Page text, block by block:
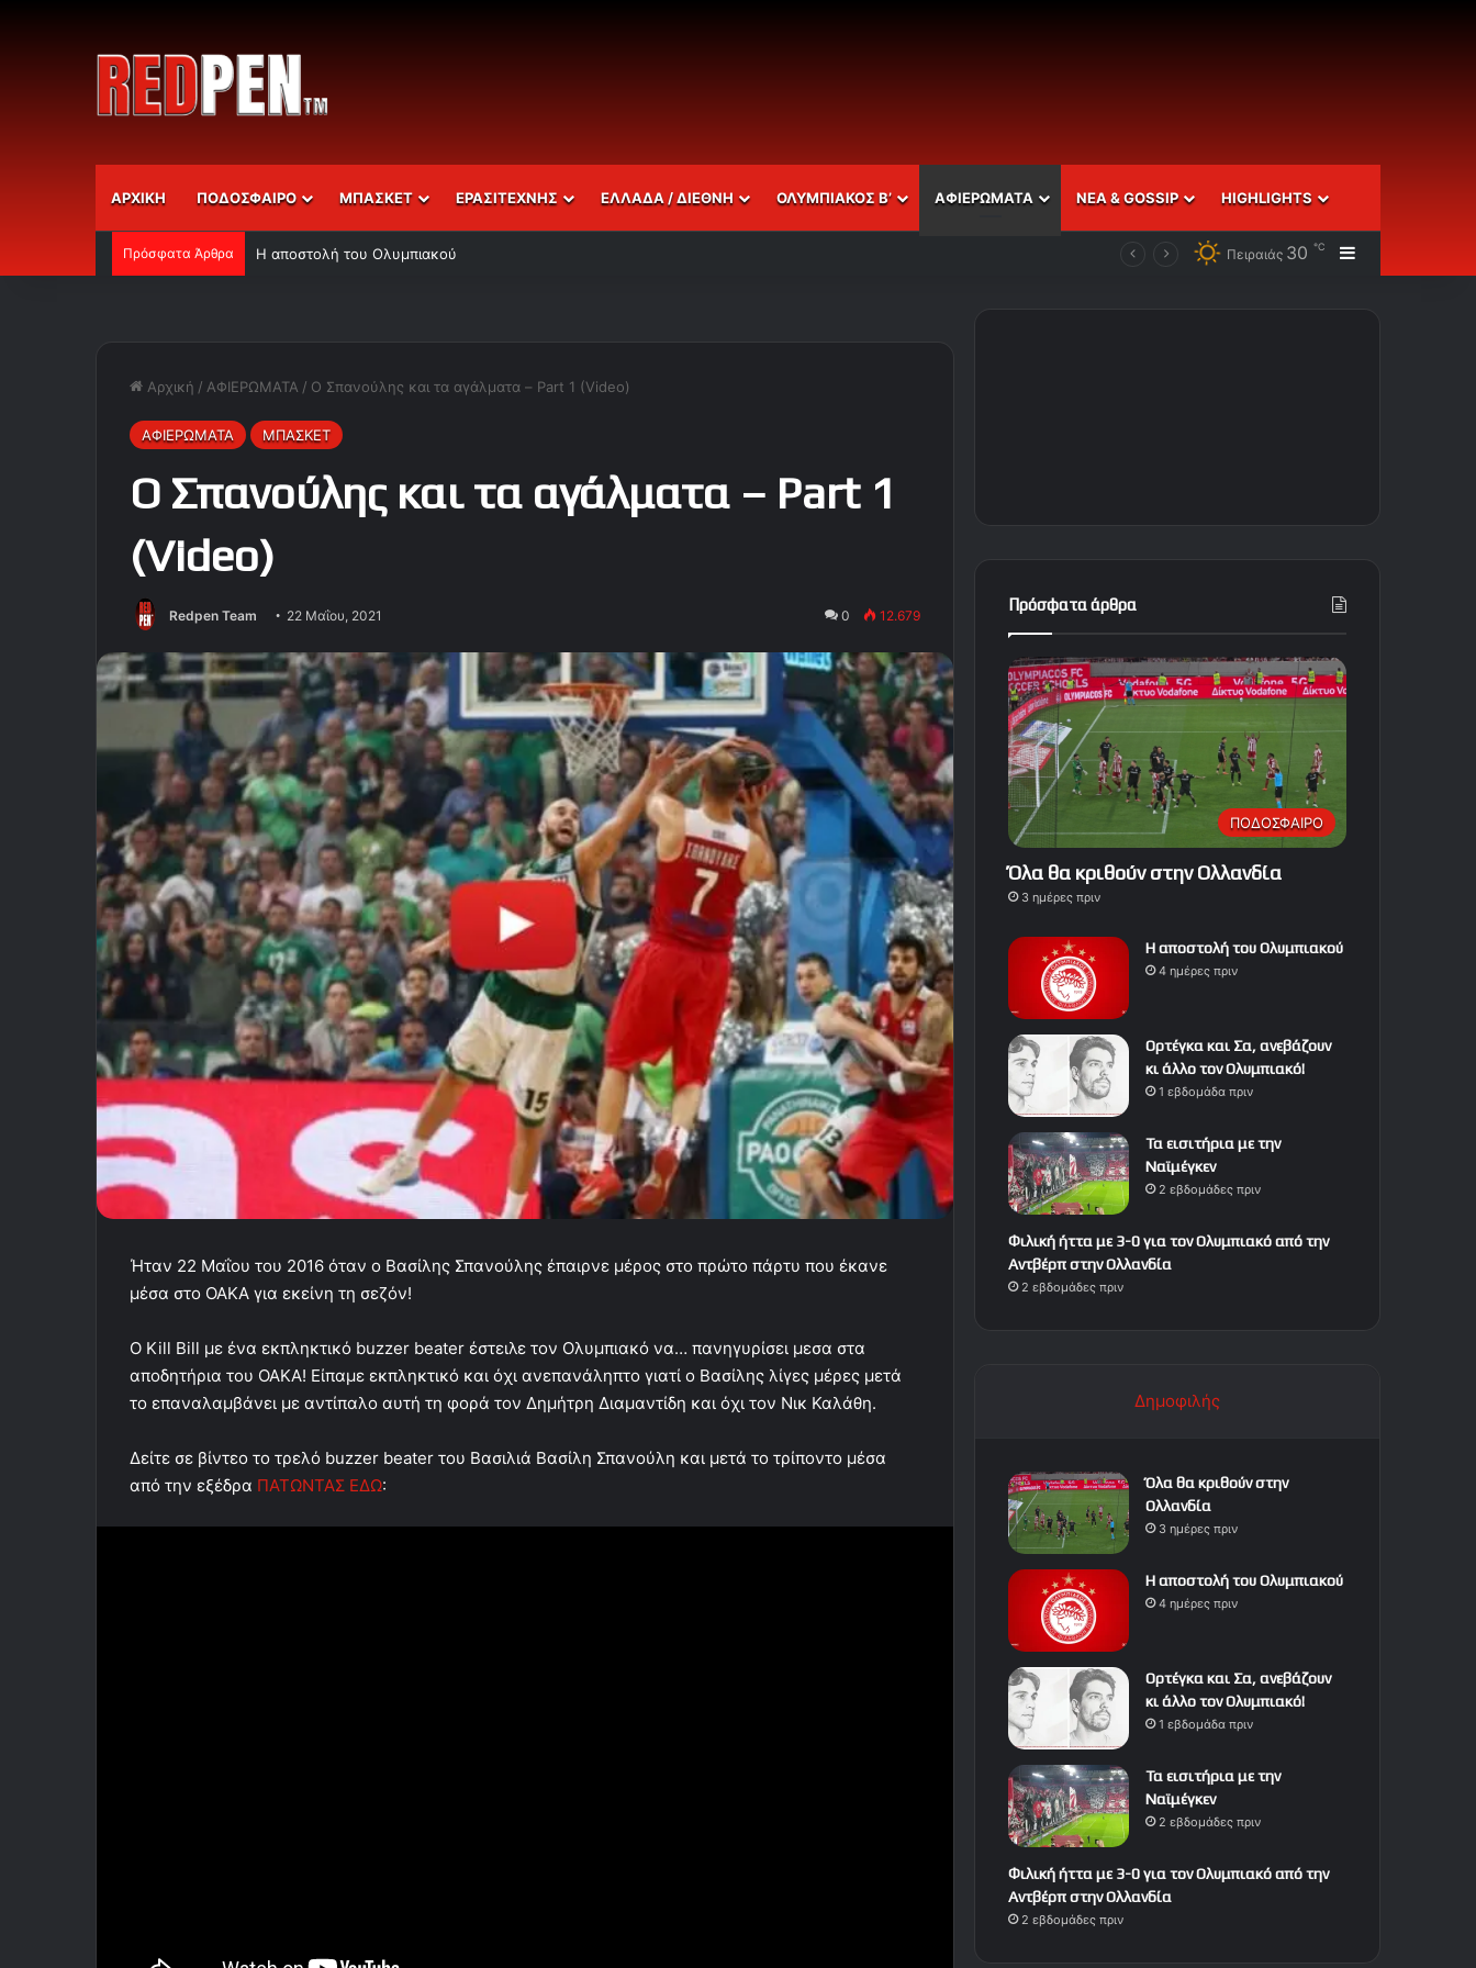
ΑΡΧΙΚΗ ΠΟΔΟΣΦΑΙΡΟ ΜΠΑΣΚΕΤ ΕΡΑΣΙΤΕΧΝΗΣ ΕΛΛΑΔΑ / ΔΙΕΘΝΗ ΟΛΥΜΠΙΑΚΟΣ Β’ ΑΦΙΕΡΩΜΑΤΑ ΝΕΑ & GOSSIP HIGHLIGHTS
Πρόσφατα Άρθρα Η αποστολή του Ολυμπιακού Πειραιάς 30 ℃ Sidebar
Αρχική / ΑΦΙΕΡΩΜΑΤΑ / Ο Σπανούλης και τα αγάλματα – Part 1 (Video)
ΑΦΙΕΡΩΜΑΤΑ ΜΠΑΣΚΕΤ
Ο Σπανούλης και τα αγάλματα – Part 1
(Video)
Redpen Team 22 Μαΐου, 2021 0 12.679
Ήταν 22 Μαΐου του 2016 όταν ο Βασίλης Σπανούλης έπαιρνε μέρος στο πρώτο πάρτυ που έκανε
μέσα στο ΟΑΚΑ για εκείνη τη σεζόν!
Ο Kill Bill με ένα εκπληκτικό buzzer beater έστειλε τον Ολυμπιακό να… πανηγυρίσει μεσα στα
αποδητήρια του ΟΑΚΑ! Είπαμε εκπληκτικό και όχι ανεπανάληπτο γιατί ο Βασίλης λίγες μέρες μετά
το επαναλαμβάνει με αντίπαλο αυτή τη φορά τον Δημήτρη Διαμαντίδη και όχι τον Νικ Καλάθη.
Δείτε σε βίντεο το τρελό buzzer beater του Βασιλιά Βασίλη Σπανούλη και μετά το τρίποντο μέσα
από την εξέδρα ΠΑΤΩΝΤΑΣ ΕΔΩ:
Πρόσφατα άρθρα
ΠΟΔΟΣΦΑΙΡΟ
Όλα θα κριθούν στην Ολλανδία
3 ημέρες πριν
Η αποστολή του Ολυμπιακού
4 ημέρες πριν
Ορτέγκα και Σα, ανεβάζουν
κι άλλο τον Ολυμπιακό!
1 εβδομάδα πριν
Τα εισιτήρια με την
Ναϊμέγκεν
2 εβδομάδες πριν
Φιλική ήττα με 3-0 για τον Ολυμπιακό από την
Αντβέρπ στην Ολλανδία
2 εβδομάδες πριν
Δημοφιλής
Όλα θα κριθούν στην
Ολλανδία
3 ημέρες πριν
Η αποστολή του Ολυμπιακού
4 ημέρες πριν
Ορτέγκα και Σα, ανεβάζουν
κι άλλο τον Ολυμπιακό!
1 εβδομάδα πριν
Τα εισιτήρια με την
Ναϊμέγκεν
2 εβδομάδες πριν
Φιλική ήττα με 3-0 για τον Ολυμπιακό από την
Αντβέρπ στην Ολλανδία
2 εβδομάδες πριν